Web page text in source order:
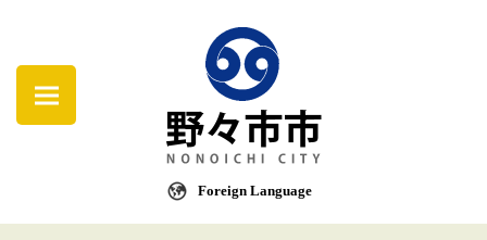
Foreign Language